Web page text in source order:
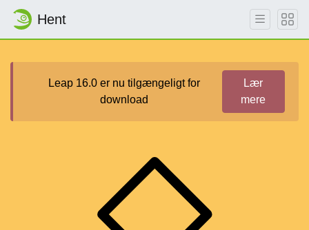
Hent
Leap 16.0 er nu tilgængeligt for
download
Lær
mere